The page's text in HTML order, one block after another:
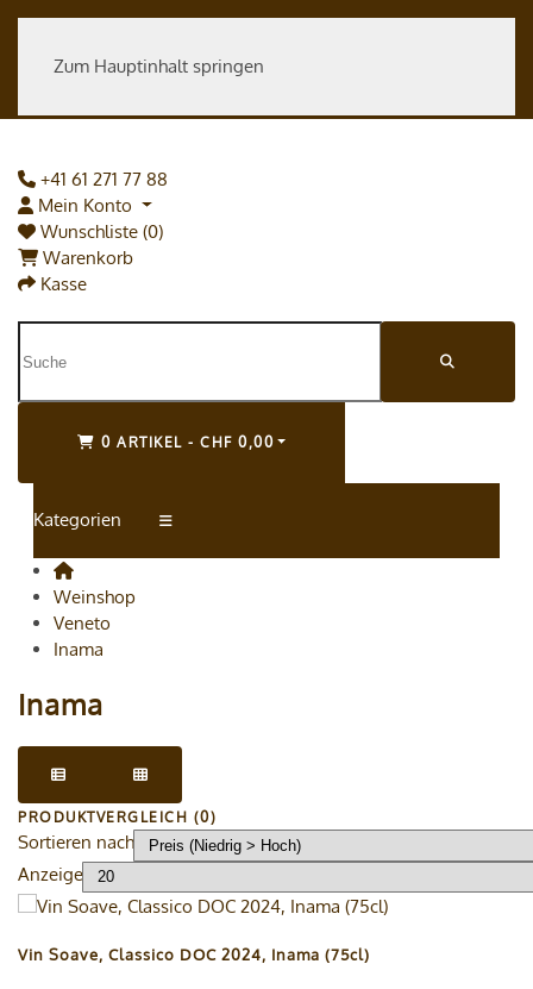
Zum Hauptinhalt springen
+41 61 271 77 88
Mein Konto
Wunschliste (0)
Warenkorb
Kasse
0 ARTIKEL - CHF 0,00
Kategorien
Weinshop
Veneto
Inama
Inama
PRODUKTVERGLEICH (0)
Sortieren nach
Anzeige
Vin Soave, Classico DOC 2024, Inama (75cl)